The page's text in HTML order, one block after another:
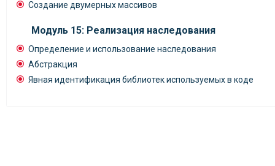
Создание двумерных массивов
Модуль 15: Реализация наследования
Определение и использование наследования
Абстракция
Явная идентификация библиотек используемых в коде